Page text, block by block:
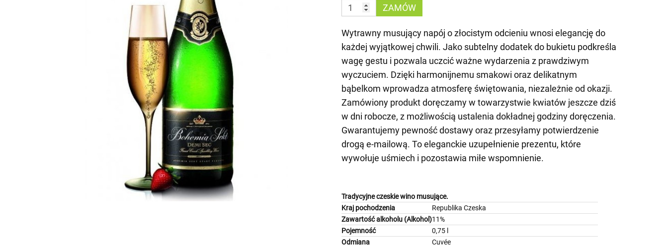
ZAMÓW
Wytrawny musujący napój o złocistym odcieniu wnosi elegancję do
każdej wyjątkowej chwili. Jako subtelny dodatek do bukietu podkreśla
wagę gestu i pozwala uczcić ważne wydarzenia z prawdziwym
wyczuciem. Dzięki harmonijnemu smakowi oraz delikatnym
bąbelkom wprowadza atmosferę świętowania, niezależnie od okazji.
Zamówiony produkt doręczamy w towarzystwie kwiatów jeszcze dziś
w dni robocze, z możliwością ustalenia dokładnej godziny doręczenia.
Gwarantujemy pewność dostawy oraz przesyłamy potwierdzenie
drogą e-mailową. To eleganckie uzupełnienie prezentu, które
wywołuje uśmiech i pozostawia miłe wspomnienie.
Tradycyjne czeskie wino musujące.
Kraj pochodzenia
Republika Czeska
Zawartość alkoholu (Alkohol)11%
Pojemność
0,75 l
Odmiana
Cuvée